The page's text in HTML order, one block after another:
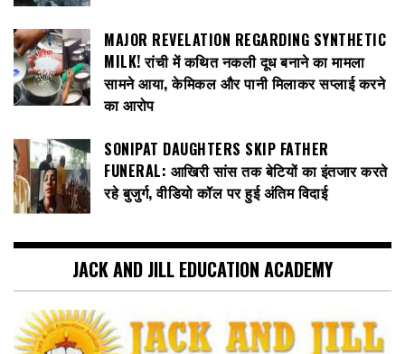
MAJOR REVELATION REGARDING SYNTHETIC
MILK! रांची में कथित नकली दूध बनाने का मामला
सामने आया, केमिकल और पानी मिलाकर सप्लाई करने
का आरोप
SONIPAT DAUGHTERS SKIP FATHER
FUNERAL: आखिरी सांस तक बेटियों का इंतजार करते
रहे बुजुर्ग, वीडियो कॉल पर हुई अंतिम विदाई
JACK AND JILL EDUCATION ACADEMY